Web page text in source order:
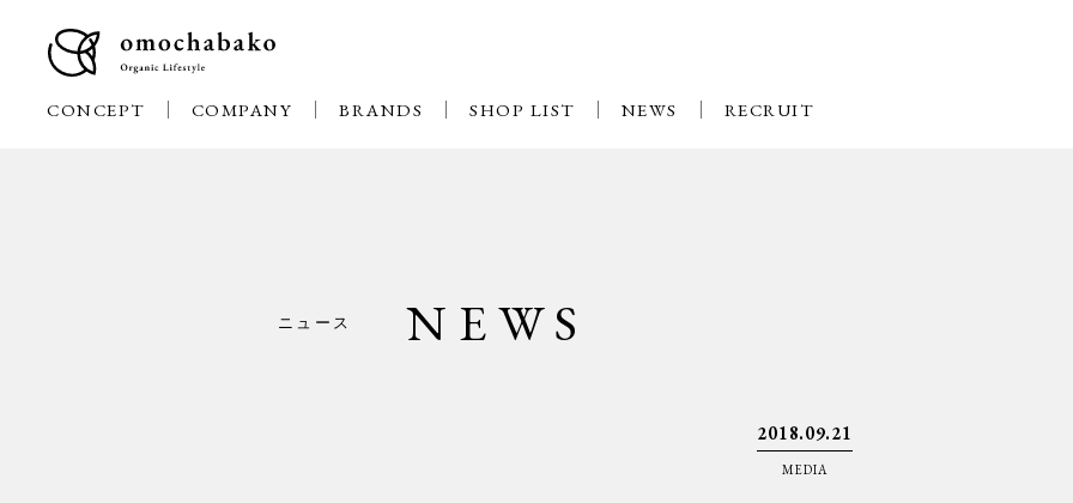
CONCEPT COMPANY BRANDS SHOP LIST NEWS RECRUIT
ニュース NEWS
2018.09.21
MEDIA